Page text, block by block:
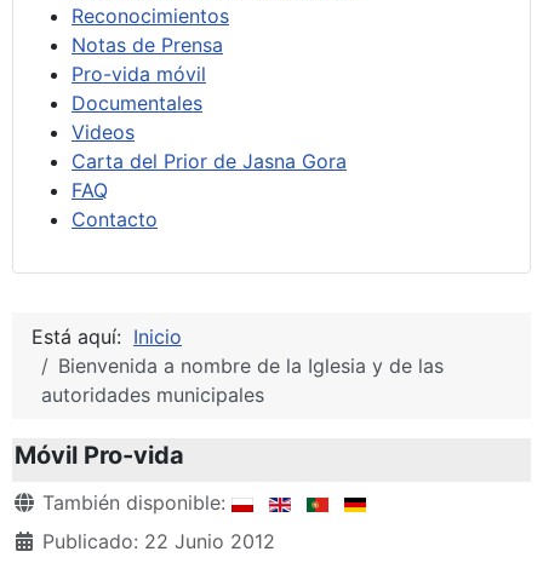
Reconocimientos
Notas de Prensa
Pro-vida móvil
Documentales
Videos
Carta del Prior de Jasna Gora
FAQ
Contacto
Está aquí: Inicio
Bienvenida a nombre de la Iglesia y de las
autoridades municipales
Móvil Pro-vida
Detalles
También disponible:
Publicado: 22 Junio 2012